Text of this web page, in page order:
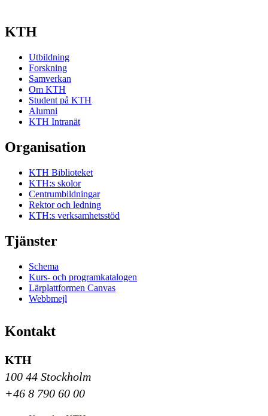
KTH
Utbildning
Forskning
Samverkan
Om KTH
Student på KTH
Alumni
KTH Intranät
Organisation
KTH Biblioteket
KTH:s skolor
Centrumbildningar
Rektor och ledning
KTH:s verksamhetsstöd
Tjänster
Schema
Kurs- och programkatalogen
Lärplattformen Canvas
Webbmejl
Kontakt
KTH
100 44 Stockholm
+46 8 790 60 00